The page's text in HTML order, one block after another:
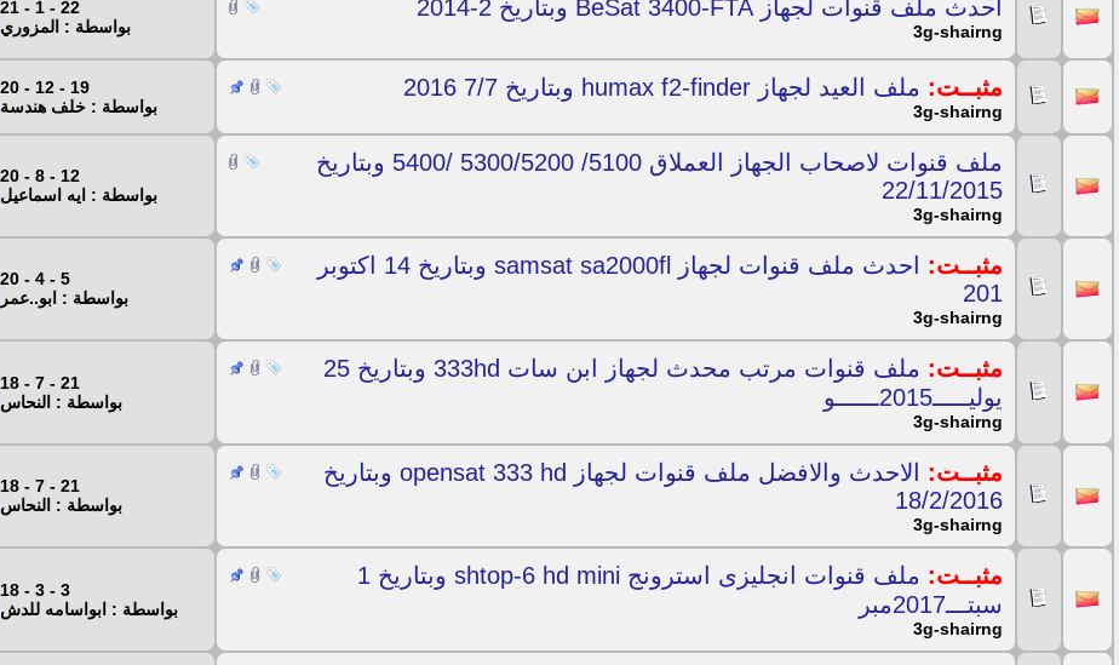
احدث ملف قنوات لجهاز BeSat 3400-FTA وبتاريخ 2-2014
3g-shairng
22 - 1 - 2021
بواسطة : المزوري
مثبــت: ملف العيد لجهاز humax f2-finder وبتاريخ 7/7 2016
3g-shairng
19 - 12 - 2020
بواسطة : خلف هندسة
ملف قنوات لاصحاب الجهاز العملاق 5100/ 5300/5200 /5400 وبتاريخ
22/11/2015
3g-shairng
12 - 8 - 2020
بواسطة : ايه اسماعيل
مثبــت:
احدث ملف قنوات لجهاز samsat sa2000fl وبتاريخ 14 اكتوبر
201
3g-shairng
5 - 4 - 2020
بواسطة : ابو..عمر
مثبــت:
ملف قنوات مرتب محدث لجهاز ابن سات 333hd وبتاريخ 25
يوليـــــ2015ــــــو
3g-shairng
21 - 7 - 2018
بواسطة : النحاس
مثبــت:
الاحدث والافضل ملف قنوات لجهاز opensat 333 hd وبتاريخ
18/2/2016
3g-shairng
21 - 7 - 2018
بواسطة : النحاس
مثبــت:
ملف قنوات انجليزى استرونج shtop-6 hd mini وبتاريخ 1
سبتـــ2017مبر
3g-shairng
3 - 3 - 2018
بواسطة : ابواسامه للدش